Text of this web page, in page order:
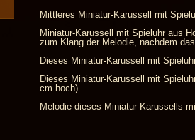
Mittleres Miniatur-Karussell mit
Miniatur-Karussell mit Spieluhr aus
zum Klang der Melodie, nachdem
Dieses Miniatur-Karussell mit
Dieses Miniatur-Karussell mit
cm hoch).
Melodie dieses Miniatur-Karussells